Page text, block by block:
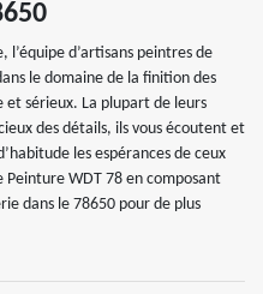
l’équipe d’artisans peintres de
le domaine de la finition des
et sérieux. La plupart de leurs
des détails, ils vous écoutent et
les espérances de ceux
WDT 78 en composant
dans le 78650 pour de plus